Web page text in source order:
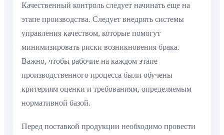
Качественный контроль следует начинать еще на
этапе производства. Следует внедрять системы
управления качеством, которые помогут
минимизировать риски возникновения брака.
Важно, чтобы рабочие на каждом этапе
производственного процесса были обучены
критериям оценки и требованиям, определяемым
нормативной базой.
Перед поставкой продукции необходимо провести